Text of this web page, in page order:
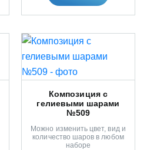
Композиция с
гелиевыми шарами
№509
Можно изменить цвет, вид и
количество шаров в любом
наборе